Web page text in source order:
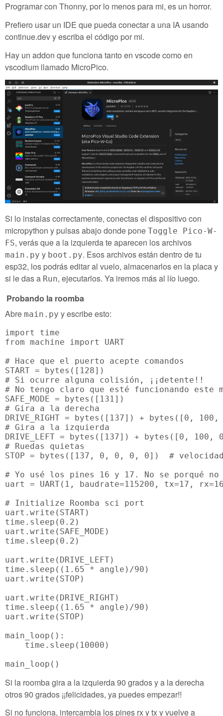
Programar con Thonny, por lo menos para mi, es un horror.
Prefiero usar un IDE que pueda conectar a una IA usando
continue.dev y escriba el código por mi.
Hay un addon que funciona tanto en vscode como en
vscodium llamado MicroPico.
Si lo instalas correctamente, conectas el dispositivo con
micropython y pulsas abajo donde pone Toggle Pico-W-
FS, verás que a la izquierda te aparecen los archivos
main.py y boot.py. Esos archivos están dentro de tu
esp32, los podrás editar al vuelo, almacenarlos en la placa y
si le das a Run, ejecutarlos. Ya iremos más al lío luego.
Probando la roomba
Abre main.py y escribe esto:
import time
from machine import UART
# Hace que el puerto acepte comandos
START = bytes([128])
# Si ocurre alguna colisión, ¡¡detente!!
# No tengo claro que esté funcionando este
SAFE_MODE = bytes([131])
# Gira a la derecha
DRIVE_RIGHT = bytes([137]) + bytes([0,
# Gira a la izquierda
DRIVE_LEFT = bytes([137]) + bytes([0, 100,
# Ruedas quietas
STOP = bytes([137, 0, 0, 0, 0])  #
# Yo usé los pines 16 y 17. No se porqué
uart = UART(1, baudrate=115200, tx=17,
# Initialize Roomba sci port
uart.write(START)
time.sleep(0.2)
uart.write(SAFE_MODE)
time.sleep(0.2)
uart.write(DRIVE_LEFT)
time.sleep((1.65 * angle)/90)
uart.write(STOP)
uart.write(DRIVE_RIGHT)
time.sleep((1.65 * angle)/90)
uart.write(STOP)
main_loop():
    time.sleep(10000)
Si la roomba gira a la izquierda 90 grados y a la derecha
otros 90 grados ¡¡felicidades, ya puedes empezar!!
Si no funciona, intercambia los pines rx y tx y vuelve a